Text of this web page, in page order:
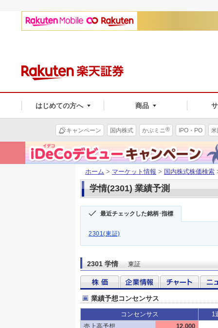
はじめての方へ 商品
キャンペーン 国内株式 かぶミニ® IPO・PO
ホーム > マーケット情報 > 国内株式株価検索
学情(2301) 業績予測
最近チェックした銘柄･指標
2301(東証)
2301 学情 東証